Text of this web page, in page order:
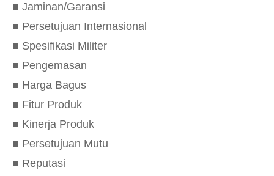
■ Jaminan/Garansi
■ Persetujuan Internasional
■ Spesifikasi Militer
■ Pengemasan
■ Harga Bagus
■ Fitur Produk
■ Kinerja Produk
■ Persetujuan Mutu
■ Reputasi